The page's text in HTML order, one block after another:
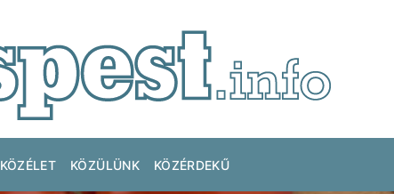
KÖZÉLET KÖZÜLÜNK KÖZÉRDEKŰ